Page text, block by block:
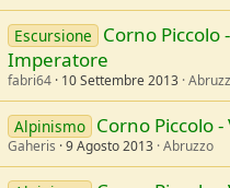
Escursione
Corno Piccolo
Imperatore
fabri64 10 Settembre 2013
Alpinismo Corno Piccolo -
Gaheris 9 Agosto 2013 Abruzzo